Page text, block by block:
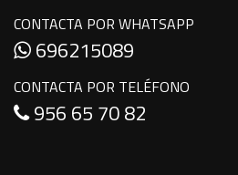
CONTACTA POR WHATSAPP
696215089
CONTACTA POR TELÉFONO
956 65 70 82